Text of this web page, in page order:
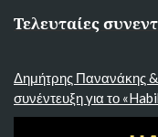
Τελευταίες
Δημήτρης Πανανάκης &
συνέντευξη για το